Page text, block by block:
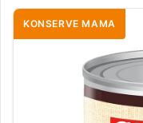
KONSERVE MAMA